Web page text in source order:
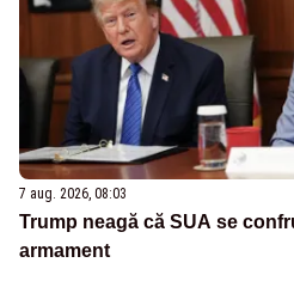
7 aug. 2026, 08:03
Trump neagă că SUA se
armament